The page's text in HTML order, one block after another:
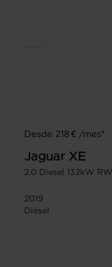
Desde 218 € /mes*
Jaguar XE
2.0 Diesel 132kW
2019
Diésel